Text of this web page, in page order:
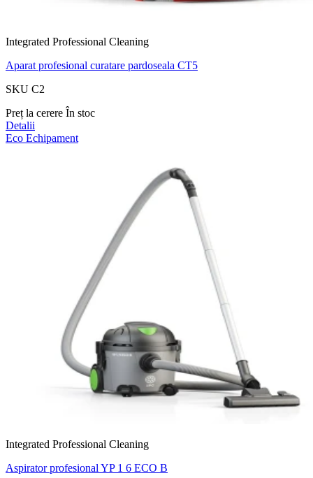
Integrated Professional Cleaning
Aparat profesional curatare pardoseala CT5
SKU C2
Preț la cerere În stoc
Detalii
Eco Echipament
Integrated Professional Cleaning
Aspirator profesional YP 1 6 ECO B